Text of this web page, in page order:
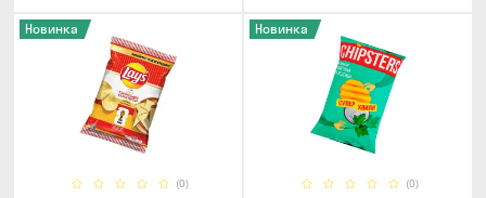
(0)
Новинка
(0)
Новинка